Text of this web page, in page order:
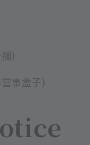
)
事盒子)